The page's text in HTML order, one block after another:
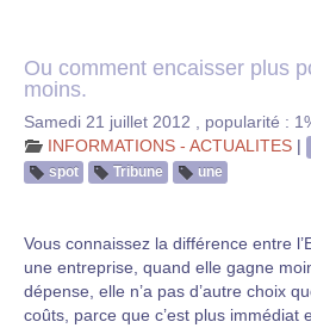
Ou comment encaisser plus
moins.
Samedi 21 juillet 2012
popularité :
INFORMATIONS - ACTUALITES |
spot
Tribune une
Vous connaissez la différence entre
une entreprise, quand elle gagne
dépense, elle n’a pas d’autre choix
coûts, parce que c’est plus immédiat